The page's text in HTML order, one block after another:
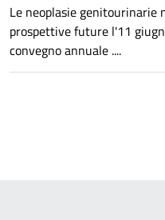
Le neoplasie genitourinarie
prospettive future l'11
convegno annuale ....